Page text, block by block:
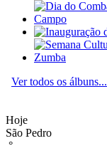
Ver todos os álbuns...
Hoje
São Pedro
°